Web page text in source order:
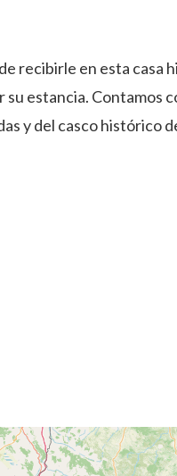
recibirle en esta
estancia. Contamos
y del casco histórico